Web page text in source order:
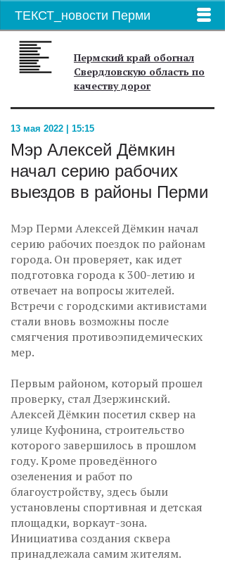
ТЕКСТ_новости Перми
Пермский край обогнал
Свердловскую область по
качеству дорог
13 мая 2022 | 15:15
Мэр Алексей Дёмкин
начал серию рабочих
выездов в районы Перми
Мэр Перми Алексей Дёмкин начал
серию рабочих поездок по районам
города. Он проверяет, как идет
подготовка города к 300-летию и
отвечает на вопросы жителей.
Встречи с городскими активистами
стали вновь возможны после
смягчения противоэпидемических
мер.
Первым районом, который прошел
проверку, стал Дзержинский.
Алексей Дёмкин посетил сквер на
улице Куфонина, строительство
которого завершилось в прошлом
году. Кроме проведённого
озеленения и работ по
благоустройству, здесь были
установлены спортивная и детская
площадки, воркаут-зона.
Инициатива создания сквера
принадлежала самим жителям.